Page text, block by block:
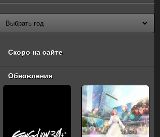
Скоро на сайте
Обновления